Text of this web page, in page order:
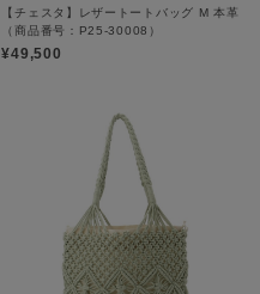
【チェスタ】レザートートバッグ M 本革
（商品番号：P25-30008）
¥49,500